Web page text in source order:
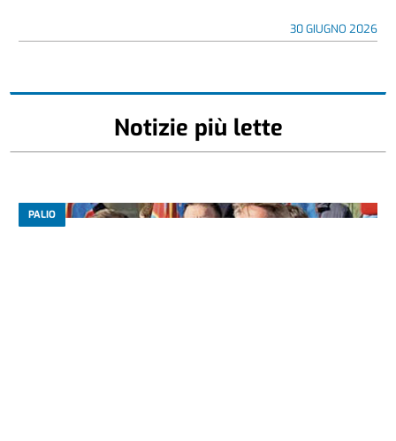
30 GIUGNO 2026
Notizie più lette
PALIO